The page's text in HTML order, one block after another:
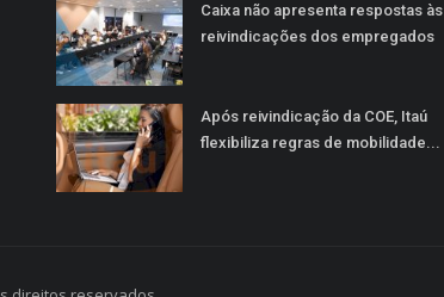
Caixa não apresenta respostas às
reivindicações dos empregados
Após reivindicação da COE, Itaú
flexibiliza regras de mobilidade...